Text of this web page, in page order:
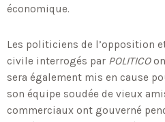
économique.
Les politiciens de l’opposition
civile interrogés par POLITICO
sera également mis en cause
son équipe soudée de vieux
commerciaux ont gouverné